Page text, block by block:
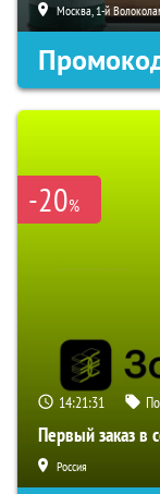
Москва, 1-й
-20%
14:21:30
Первый заказ в
Россия